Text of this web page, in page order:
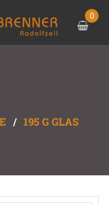
0
/ 195 G GLAS